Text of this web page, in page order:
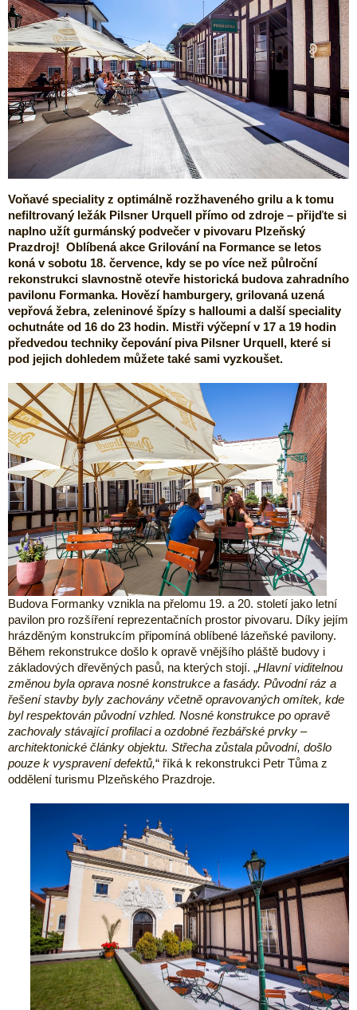
Voňavé speciality z optimálně rozžhaveného grilu a k tomu
nefiltrovaný ležák Pilsner Urquell přímo od zdroje – přijďte si
naplno užít gurmánský podvečer v pivovaru Plzeňský
Prazdroj! Oblíbená akce Grilování na Formance se letos
koná vsobotu 18. července, kdy se po více než půlroční
rekonstrukci slavnostně otevře historická budova zahradního
pavilonu Formanka. Hovězí hamburgery, grilovaná uzená
vepřová žebra, zeleninové špízy s halloumi a další speciality
ochutnáte od 16 do 23 hodin. Mistři výčepní v 17 a 19 hodin
předvedou techniky čepování piva Pilsner Urquell, které si
pod jejich dohledem můžete také sami vyzkoušet.
Budova Formanky vznikla na přelomu 19. a 20. století jako letní
pavilon pro rozšíření reprezentačních prostor pivovaru. Díky jejím
hrázděným konstrukcím připomíná oblíbené lázeňské pavilony.
Během rekonstrukce došlo k opravě vnějšího pláště budovy i
základových dřevěných pasů, na kterých stojí. „Hlavní viditelnou
změnou byla oprava nosné konstrukce a fasády. Původní ráz a
řešení stavby byly zachovány včetně opravovaných omítek, kde
byl respektován původní vzhled. Nosné konstrukce po opravě
zachovaly stávající profilaci a ozdobné řezbářské prvky –
architektonické články objektu. Střecha zůstala původní, došlo
pouze k vyspravení defektů,“ říká k rekonstrukci Petr Tůma z
oddělení turismu Plzeňského Prazdroje.